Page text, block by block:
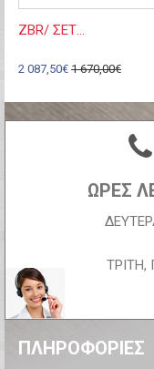
ZBR/ ΣΕΤ...
2 087,50€ 1 670,00€
ΩΡΕΣ
ΠΛΗΡΟΦΟΡΊΕΣ